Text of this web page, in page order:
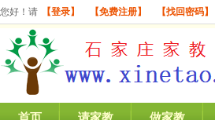
您好！请 【登录】 【免费注册】 【找回密码】
首页 请家教 做家教